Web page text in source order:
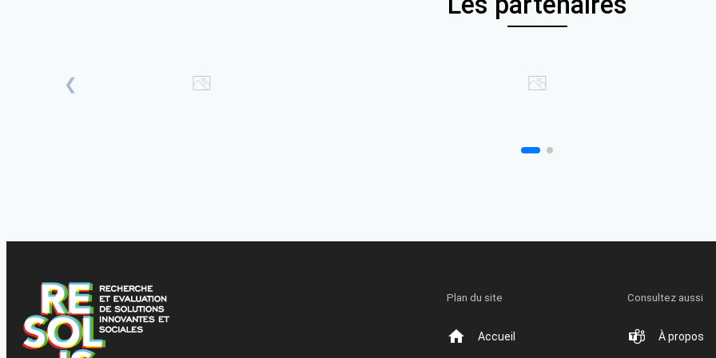
Plan du site
Accueil
Consultez aussi
À propos